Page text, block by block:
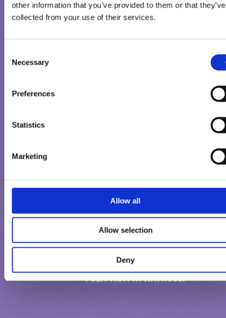
other information that you’ve provided to them or that they’ve
collected from your use of their services.
Selection
Necessary
Preferences
Statistics
Marketing
Allow all
Allow selection
Deny
SKONTAKTUJ SIĘ Z NAMI
zgłosić nam problem?
WARUNKI UŻYTKOWANIA